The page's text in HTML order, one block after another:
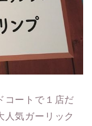
コートで１店だ
人気ガーリック